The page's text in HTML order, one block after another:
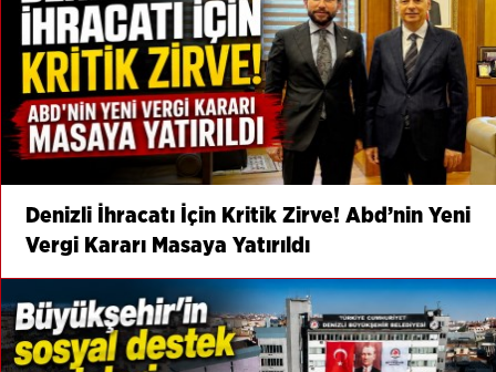
Denizli İhracatı İçin Kritik Zirve! Abd’nin Yeni
Vergi Kararı Masaya Yatırıldı